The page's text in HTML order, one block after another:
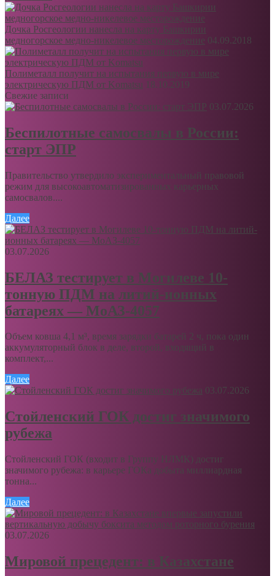
Дочка Росгеологии нанесла на карту Башкирии
медногорское медно-никелевое месторождение 04.09.2018
Полиметалл получит на испытания первую в мире
электрическую ПДМ от Komatsu 18.10.2019
Свежие записи
03.07.2026
Беспилотные самосвалы в России:
старт ЭПР
Правительство утвердило экспериментальный правовой
режим для высокоавтоматизированных карьерных
самосвалов....
Далее
03.07.2026
БЕЛАЗ тестирует в Могилеве 10-
тонную ПДМ на литий-ионных
батареях — МоАЗ-4057
Объем ковша 4,1 м³, время зарядки батарей 2 ч, пока один
аккумуляторный блок в деле, второй, входящий в
комплект,...
Далее
03.07.2026
Стойленский ГОК достиг значимого
рубежа
Стойленский ГОК (входит в Группу НЛМК) достиг
значимого рубежа: в карьере ГОКа добыта миллиардная
тонна...
Далее
03.07.2026
Мировой прецедент: в Казахстане